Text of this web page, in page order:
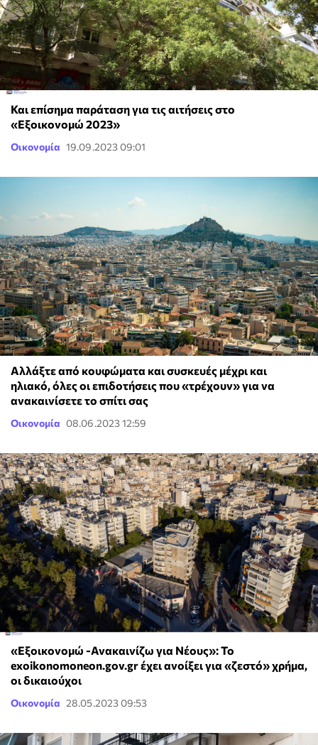
Και επίσημα παράταση για τις αιτήσεις στο
«Εξοικονομώ 2023»
Οικονομία 19.09.2023 09:01
Αλλάξτε από κουφώματα και συσκευές μέχρι και
ηλιακό, όλες οι επιδοτήσεις που «τρέχουν» για να
ανακαινίσετε το σπίτι σας
Οικονομία 08.06.2023 12:59
«Εξοικονομώ -Ανακαινίζω για Νέους»: Το
exoikonomoneon.gov.gr έχει ανοίξει για «ζεστό» χρήμα,
οι δικαιούχοι
Οικονομία 28.05.2023 09:53